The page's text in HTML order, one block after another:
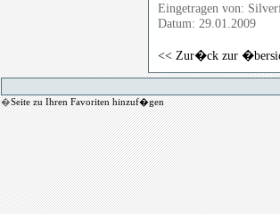
Eingetragen von:
Datum: 29.01.2009
<< Zur�ck zur
�Seite zu Ihren Favoriten hinzuf�gen